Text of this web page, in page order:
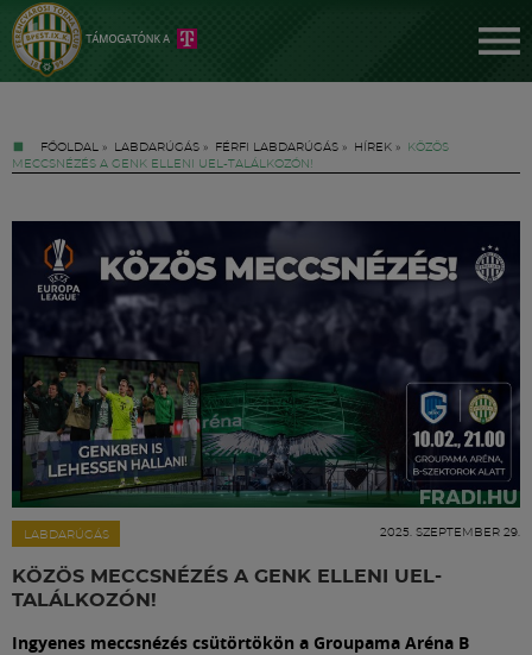
FŐOLDAL » LABDARÚGÁS » FÉRFI LABDARÚGÁS » HÍREK »
KÖZÖS
MECCSNÉZÉS A GENK ELLENI UEL-TALÁLKOZÓN!
LABDARÚGÁS 2025. SZEPTEMBER 29.
KÖZÖS MECCSNÉZÉS A GENK ELLENI UEL-
TALÁLKOZÓN!
Ingyenes meccsnézés csütörtökön a Groupama Aréna B
Jegyek
FM YouTube +
Hírek
Labdarúgás